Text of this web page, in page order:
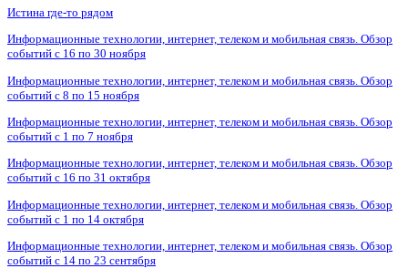
Истина где-то рядом
Информационные технологии, интернет, телеком и мобильная связь. Обзор
событий с 16 по 30 ноября
Информационные технологии, интернет, телеком и мобильная связь. Обзор
событий с 8 по 15 ноября
Информационные технологии, интернет, телеком и мобильная связь. Обзор
событий с 1 по 7 ноября
Информационные технологии, интернет, телеком и мобильная связь. Обзор
событий с 16 по 31 октября
Информационные технологии, интернет, телеком и мобильная связь. Обзор
событий с 1 по 14 октября
Информационные технологии, интернет, телеком и мобильная связь. Обзор
событий с 14 по 23 сентября